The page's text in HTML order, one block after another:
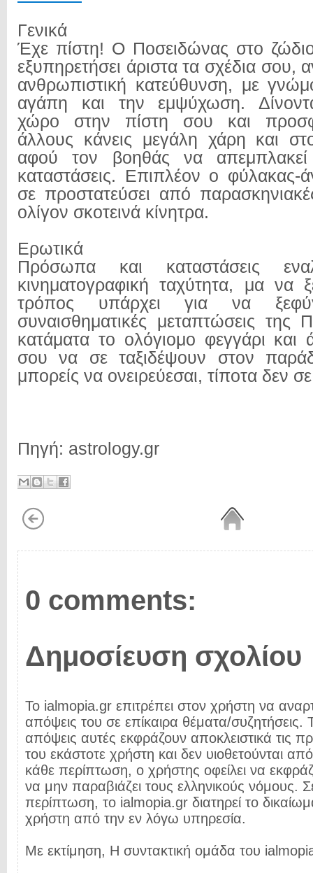
Γενικά
Έχε πίστη! Ο Ποσειδώνας στο
εξυπηρετήσει άριστα τα σχέδια σου,
ανθρωπιστική κατεύθυνση, με
αγάπη και την εμψύχωση.
χώρο στην πίστη σου και
άλλους κάνεις μεγάλη χάρη και
αφού τον βοηθάς να
καταστάσεις. Επιπλέον ο φύλακας-
σε προστατεύσει από
ολίγον σκοτεινά κίνητρα.
Ερωτικά
Πρόσωπα και καταστάσεις
κινηματογραφική ταχύτητα, μα να
τρόπος υπάρχει για να
συναισθηματικές μεταπτώσεις της
κατάματα το ολόγιομο φεγγάρι και
σου να σε ταξιδέψουν στον
μπορείς να ονειρεύεσαι, τίποτα δεν σε
Πηγή: astrology.gr
0 comments:
Δημοσίευση σχολίου
Το ialmopia.gr επιτρέπει στον χρήστη να
απόψεις του σε επίκαιρα θέματα/συζητήσεις.
απόψεις αυτές εκφράζουν αποκλειστικά τις
του εκάστοτε χρήστη και δεν υιοθετούνται
κάθε περίπτωση, ο χρήστης οφείλει να
να μην παραβιάζει τους ελληνικούς νόμους.
περίπτωση, το ialmopia.gr διατηρεί το
χρήστη από την εν λόγω υπηρεσία.
Με εκτίμηση, Η συντακτική ομάδα του